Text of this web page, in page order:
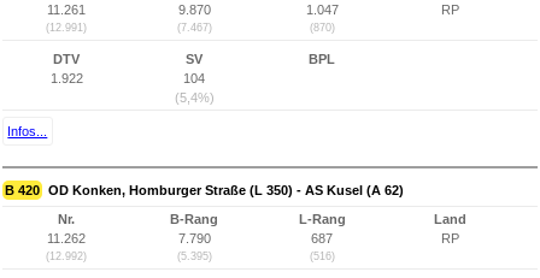
11.261
(12.991)
9.870
(7.467)
1.047
(870)
RP
DTV
1.922
SV
104
(5,4%)
BPL
Infos...
B 420 OD Konken, Homburger Straße (L 350) - AS Kusel (A 62)
Nr.
11.262
(12.992)
B-Rang
7.790
(5.395)
L-Rang
687
(516)
Land
RP